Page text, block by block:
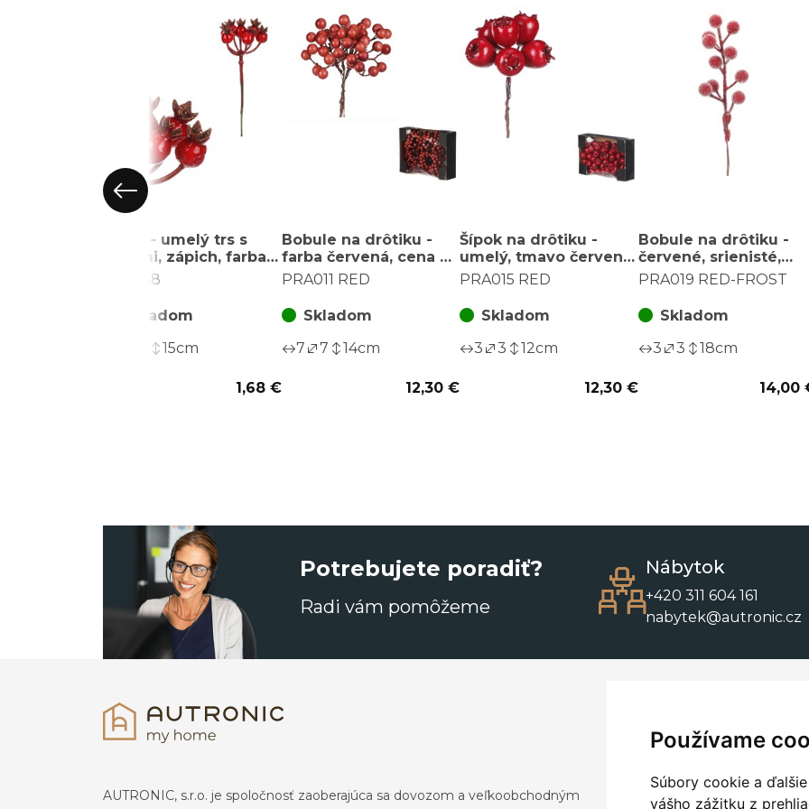
Používame
Súbory cookie a
vášho zážitku z
Šípok - umelý trs s
plodmi, zápich, farba
červená
KU4358
Skladom
15cm
1,68 €
Bobule na drôtiku -
farba červená, cena za
balenie (24 ks)
PRA011 RED
Skladom
7
7 14cm
12,30 €
Šípok na drôtiku -
umelý, tmavo červené,
cena za balenie (60
PRA015 RED
Skladom
3
3 12cm
12,30 €
Bobule na drôtiku -
červené, srienisté,
cena za balenie (24
PRA019 RED-FROST
Skladom
3
3 18cm
14,00
Potrebujete poradiť?
Radi vám pomôžeme
Nábytok
+420 311 604 161
nabytek@autronic.cz
AUTRONIC, s.r.o. je spoločnosť zaoberajúca sa dovozom a veľkoobchodným